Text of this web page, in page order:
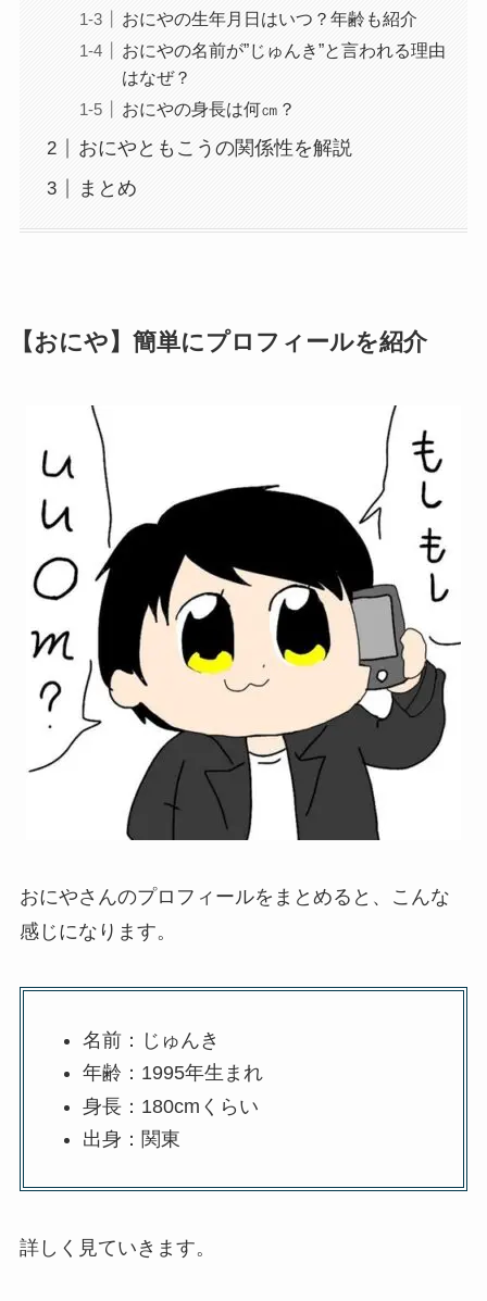
おにやの生年月日はいつ？年齢も紹介
おにやの名前が”じゅんき”と言われる理由
はなぜ？
おにやの身長は何㎝？
おにやともこうの関係性を解説
まとめ
【おにや】簡単にプロフィールを紹介
おにやさんのプロフィールをまとめると、こんな
感じになります。
名前：じゅんき
年齢：1995年生まれ
身長：180cmくらい
出身：関東
詳しく見ていきます。